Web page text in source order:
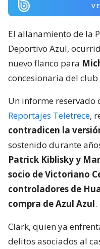
El allanamiento de la
Deportivo Azul,
nuevo flanco para
concesionaria del club
Un informe reservado
Reportajes Teletrece,
contradicen la
sostenido durante
Patrick Kiblisky y
socio de Victoriano
controladores de
compra de Azul Azul.
Clark, quien ya
delitos asociados al